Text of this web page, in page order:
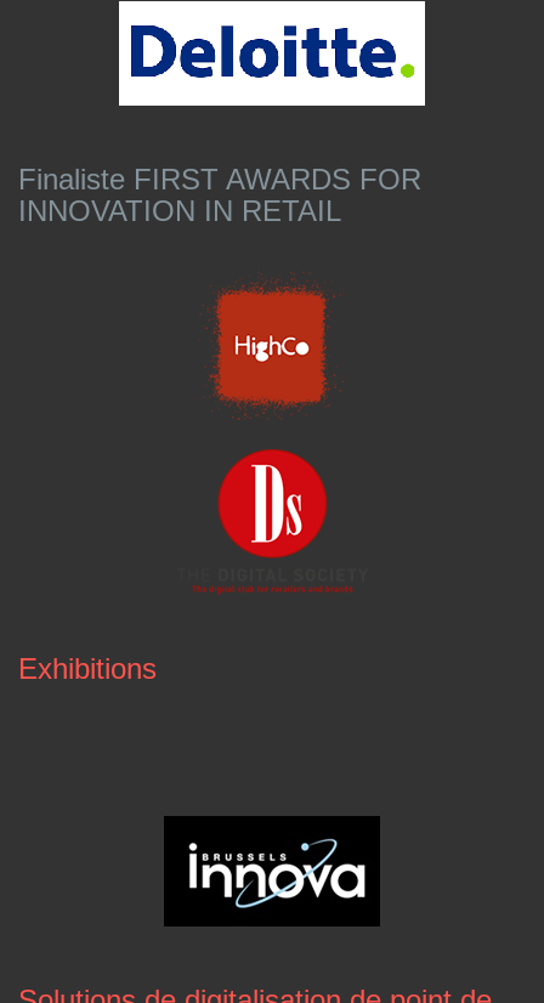
Finaliste FIRST AWARDS FOR
INNOVATION IN RETAIL
Exhibitions